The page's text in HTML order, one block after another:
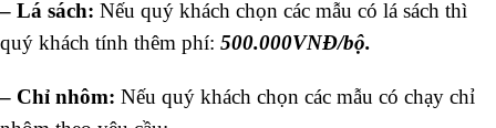
– Lá sách: Nếu quý khách chọn các mẫu có lá sách thì
quý khách tính thêm phí: 500.000VNĐ/bộ.
– Chỉ nhôm: Nếu quý khách chọn các mẫu có chạy chỉ